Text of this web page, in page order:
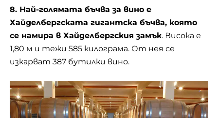
8. Най-голямата бъчва за вино е
Хайделбергската гигантска бъчва, която
се намира в Хайделбергския замък. Висока е
1,80 м и тежи 585 килограма. От нея се
изкарват 387 бутилки вино.